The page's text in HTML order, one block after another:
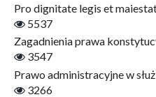
Film! Scholars
Finance
Gerontology
Literary Interpretations
Pro dignitate legis et
5537
Zagadnienia prawa
3547
Prawo administracyjne w
3266